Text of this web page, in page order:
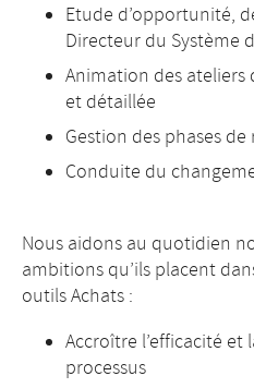
Etude d’opportunité,
Directeur du Système
Animation des ateliers
et détaillée
Gestion des phases
Conduite du
Nous aidons au quotidien
ambitions qu’ils placent
outils Achats :
Accroître l’efficacité
processus